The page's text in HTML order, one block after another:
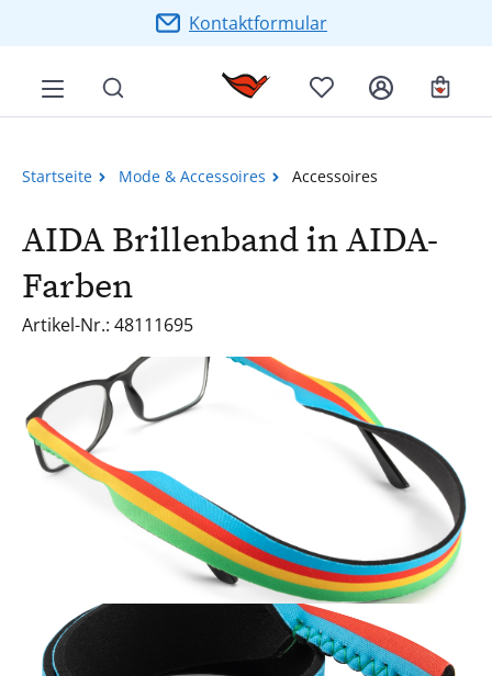
Zum Hauptinhalt springenKontaktformular
Startseite Mode & Accessoires Accessoires
AIDA Brillenband in AIDA-
Farben
Artikel-Nr.: 48111695
Bildergalerie überspringen